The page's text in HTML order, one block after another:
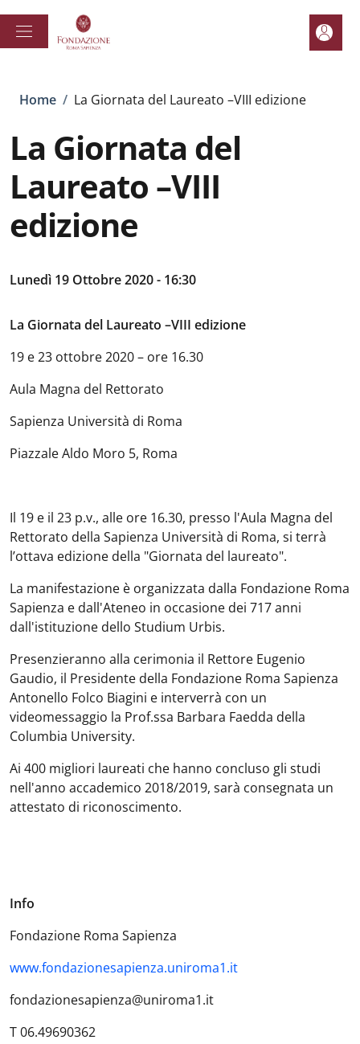
Area
Briciole di pane
Home / La Giornata del Laureato –VIII edizione
La Giornata del
Laureato –VIII
edizione
Lunedì 19 Ottobre 2020 - 16:30
La Giornata del Laureato –VIII edizione
19 e 23 ottobre 2020 – ore 16.30
Aula Magna del Rettorato
Sapienza Università di Roma
Piazzale Aldo Moro 5, Roma
Il 19 e il 23 p.v., alle ore 16.30, presso l'Aula Magna del
Rettorato della Sapienza Università di Roma, si terrà
l’ottava edizione della "Giornata del laureato".
La manifestazione è organizzata dalla Fondazione Roma
Sapienza e dall'Ateneo in occasione dei 717 anni
dall'istituzione dello Studium Urbis.
Presenzieranno alla cerimonia il Rettore Eugenio
Gaudio, il Presidente della Fondazione Roma Sapienza
Antonello Folco Biagini e interverrà con un
videomessaggio la Prof.ssa Barbara Faedda della
Columbia University.
Ai 400 migliori laureati che hanno concluso gli studi
nell'anno accademico 2018/2019, sarà consegnata un
attestato di riconoscimento.
Info
Fondazione Roma Sapienza
www.fondazionesapienza.uniroma1.it
fondazionesapienza@uniroma1.it
T 06.49690362